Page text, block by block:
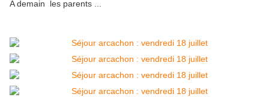
A demain les parents ...